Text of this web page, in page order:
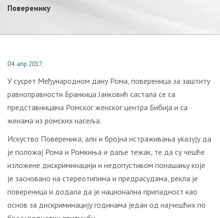
Поверенику
04. апр 2017.
У сусрет Међународном дану Рома, повереница за заштиту
равноправности Бранкица Јанковић састала се са
представницама Ромског женског центра Бибија и са
женама из ромских насеља.
Искуство Повереника, али и бројна истраживања указују да
је положај Рома и Ромкиња и даље тежак, те да су чешће
изложене дискриминацији и недопустивом понашању које
је засновано на стереотипима и предрасудама, рекла је
повереница и додала да је национална припадност као
основ за дискриминацију годинама један од најчешћих по